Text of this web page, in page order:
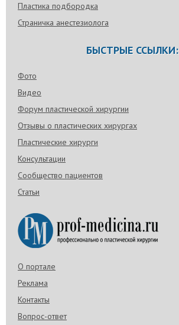
Пластика подбородка
Страничка анестезиолога
БЫСТРЫЕ ССЫЛКИ:
Фото
Видео
Форум пластической хирургии
Отзывы о пластических хирургах
Пластические хирурги
Консультации
Сообщество пациентов
Статьи
О портале
Реклама
Контакты
Вопрос-ответ